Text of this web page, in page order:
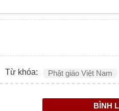
Từ khóa: Phật giáo Việt Nam
BÌNH